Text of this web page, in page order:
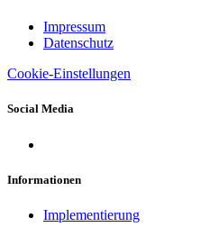
Impressum
Datenschutz
Cookie-Einstellungen
Social Media
Informationen
Implementierung